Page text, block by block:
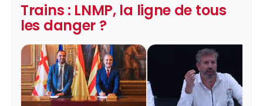
Trains : LNMP, la ligne de tous
les danger ?